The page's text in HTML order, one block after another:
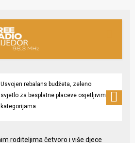
Usvojen rebalans budžeta, zeleno
svjetlo za besplatne placeve osjetljivim
kategorijama